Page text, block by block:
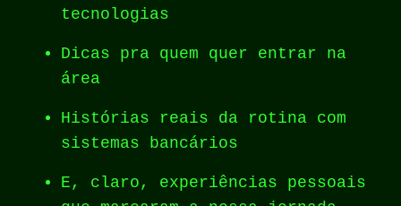
tecnologias
Dicas pra quem quer entrar na
área
Histórias reais da rotina com
sistemas bancários
E, claro, experiências pessoais